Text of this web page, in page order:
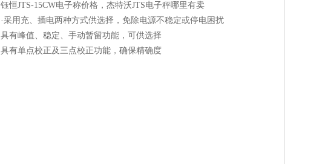
钰恒JTS-15CW电子称价格，杰特沃JTS电子秤哪里有卖
·采用充、插电两种方式供选择，免除电源不稳定或停电困扰
具有峰值、稳定、手动暂留功能，可供选择
具有单点校正及三点校正功能，确保精确度